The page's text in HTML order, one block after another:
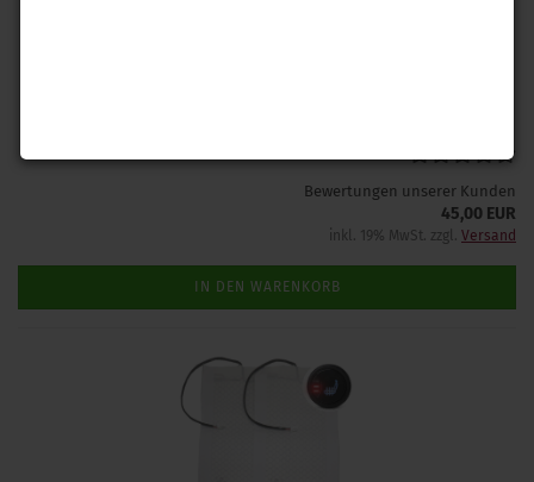
Bewertungen unserer Kunden
45,00 EUR
inkl. 19% MwSt. zzgl. Versand
IN DEN WARENKORB